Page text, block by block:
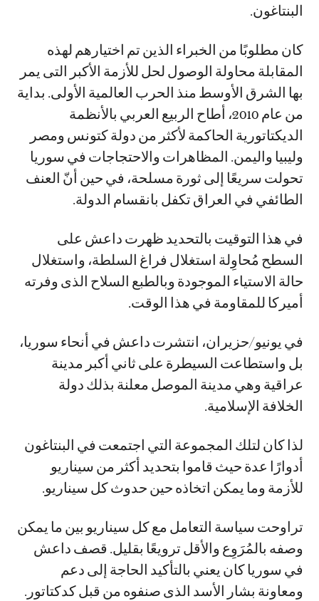
البنتاغون.
كان مطلوبًا من الخبراء الذين تم اختيارهم لهذه
المقابلة محاولة الوصول لحل للأزمة الأكبر التى يمر
بها الشرق الأوسط منذ الحرب العالمية الأولى. بداية
من عام 2010، أطاح الربيع العربي بالأنظمة
الديكتاتورية الحاكمة لأكثر من دولة كتونس ومصر
وليبيا واليمن. المظاهرات والاحتجاجات في سوريا
تحولت سريعًا إلى ثورة مسلحة، في حين أنّ العنف
الطائفي في العراق تكفل بانقسام الدولة.
في هذا التوقيت بالتحديد ظهرت داعش على
السطح مُحاوِلة استغلال فراغ السلطة، واستغلال
حالة الاستياء الموجودة وبالطبع السلاح الذى وفرته
أميركا للمقاومة في هذا الوقت.
في يونيو/حزيران، انتشرت داعش في أنحاء سوريا،
بل واستطاعت السيطرة على ثاني أكبر مدينة
عراقية وهي مدينة الموصل معلنة بذلك دولة
الخلافة الإسلامية.
لذا كان لتلك المجموعة التي اجتمعت في البنتاغون
أدوارًا عدة حيث قاموا بتحديد أكثر من سيناريو
للأزمة وما يمكن اتخاذه حين حدوث كل سيناريو.
تراوحت سياسة التعامل مع كل سيناريو بين ما يمكن
وصفه بالمُرَوِع والأقل ترويعًا بقليل. قصف داعش
في سوريا كان يعني بالتأكيد الحاجة إلى دعم
ومعاونة بشار الأسد الذى صنفوه من قبل كدكتاتور.